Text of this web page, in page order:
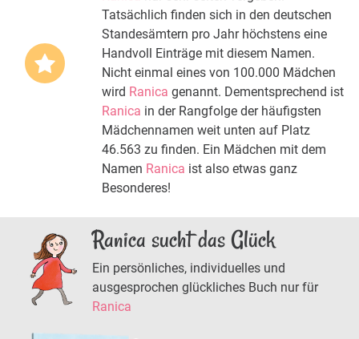
Tatsächlich finden sich in den deutschen
Standesämtern pro Jahr höchstens eine
Handvoll Einträge mit diesem Namen.
Nicht einmal eines von 100.000 Mädchen
wird Ranica genannt. Dementsprechend ist
Ranica in der Rangfolge der häufigsten
Mädchennamen weit unten auf Platz
46.563 zu finden. Ein Mädchen mit dem
Namen Ranica ist also etwas ganz
Besonderes!
Ranica sucht das Glück
Ein persönliches, individuelles und
ausgesprochen glückliches Buch nur für
Ranica